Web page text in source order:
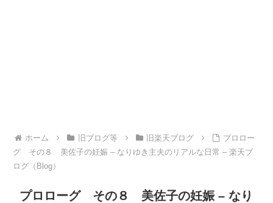
ホーム 旧ブログ等 旧楽天ブログ
プロロー
グ その８ 美佐子の妊娠 – なりゆき主夫のリアルな日常 – 楽天ブ
ログ（Blog）
プロローグ その８ 美佐子の妊娠 – なり